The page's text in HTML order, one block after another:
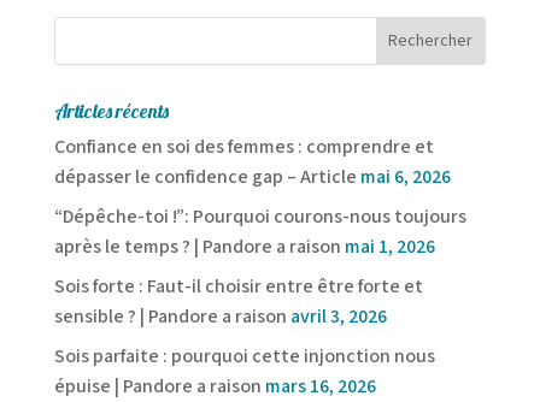
Articles récents
Confiance en soi des femmes : comprendre et
dépasser le confidence gap – Article mai 6, 2026
“Dépêche-toi !”: Pourquoi courons-nous toujours
après le temps ? | Pandore a raison mai 1, 2026
Sois forte : Faut-il choisir entre être forte et
sensible ? | Pandore a raison avril 3, 2026
Sois parfaite : pourquoi cette injonction nous
épuise | Pandore a raison mars 16, 2026